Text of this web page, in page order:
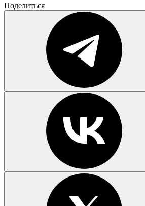
Поделиться